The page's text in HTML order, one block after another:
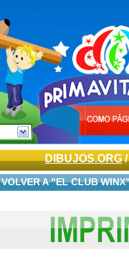
DIBUJOS.ORG
VOLVER A "EL CLUB